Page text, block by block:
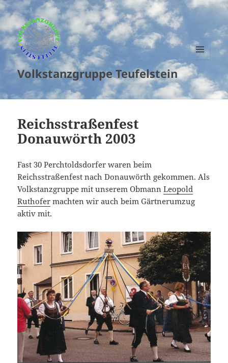
Volkstanzgruppe Teufelstein
MENU
AND
WIDGETS
Reichsstraßenfest
Donauwörth 2003
Fast 30 Perchtoldsdorfer waren beim
Reichsstraßenfest nach Donauwörth gekommen. Als
Volkstanzgruppe mit unserem ObmannLeopold
Ruthofer machten wir auch beim Gärtnerumzug
aktiv mit.